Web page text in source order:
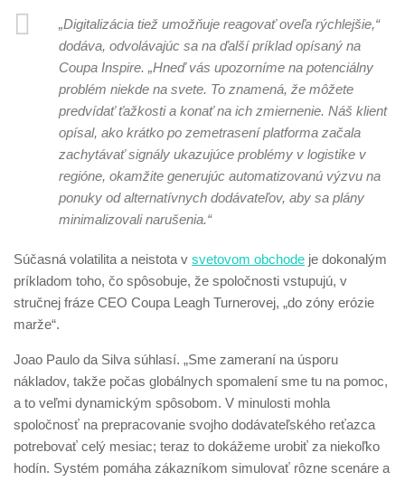
„Digitalizácia tiež umožňuje reagovať oveľa rýchlejšie,“
dodáva, odvolávajúc sa na ďalší príklad opísaný na
Coupa Inspire. „Hneď vás upozorníme na potenciálny
problém niekde na svete. To znamená, že môžete
predvídať ťažkosti a konať na ich zmiernenie. Náš klient
opísal, ako krátko po zemetrasení platforma začala
zachytávať signály ukazujúce problémy v logistike v
regióne, okamžite generujúc automatizovanú výzvu na
ponuky od alternatívnych dodávateľov, aby sa plány
minimalizovali narušenia.“
Súčasná volatilita a neistota v svetovom obchode je dokonalým
príkladom toho, čo spôsobuje, že spoločnosti vstupujú, v
stručnej fráze CEO Coupa Leagh Turnerovej, „do zóny erózie
marže“.
Joao Paulo da Silva súhlasí. „Sme zameraní na úsporu
nákladov, takže počas globálnych spomalení sme tu na pomoc,
a to veľmi dynamickým spôsobom. V minulosti mohla
spoločnosť na prepracovanie svojho dodávateľského reťazca
potrebovať celý mesiac; teraz to dokážeme urobiť za niekoľko
hodín. Systém pomáha zákazníkom simulovať rôzne scenáre a